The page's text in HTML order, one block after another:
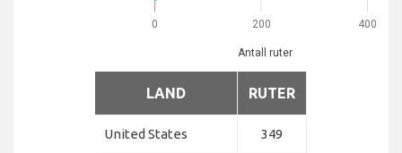
0 200 400
Antall ruter
LAND RUTER
United States 349